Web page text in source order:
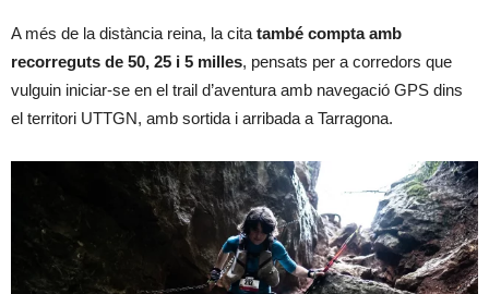
A més de la distància reina, la cita també compta amb
recorreguts de 50, 25 i 5 milles, pensats per a corredors que
vulguin iniciar-se en el trail d’aventura amb navegació GPS dins
el territori UTTGN, amb sortida i arribada a Tarragona.